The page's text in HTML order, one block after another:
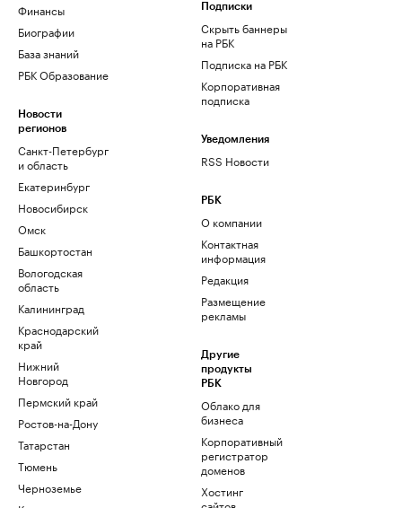
Финансы
Биографии
База знаний
РБК Образование
Новости
регионов
Санкт-Петербург
и область
Екатеринбург
Новосибирск
Омск
Башкортостан
Вологодская
область
Калининград
Краснодарский
край
Нижний
Новгород
Пермский край
Ростов-на-Дону
Татарстан
Тюмень
Черноземье
Подписки
Скрыть баннеры
на РБК
Подписка на РБК
Корпоративная
подписка
Уведомления
RSS Новости
РБК
О компании
Контактная
информация
Редакция
Размещение
рекламы
Другие
продукты
РБК
Облако для
бизнеса
Корпоративный
регистратор
доменов
Хостинг